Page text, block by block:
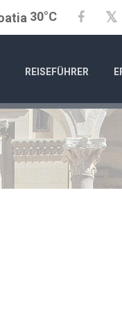
30°C
REISEFÜHRER